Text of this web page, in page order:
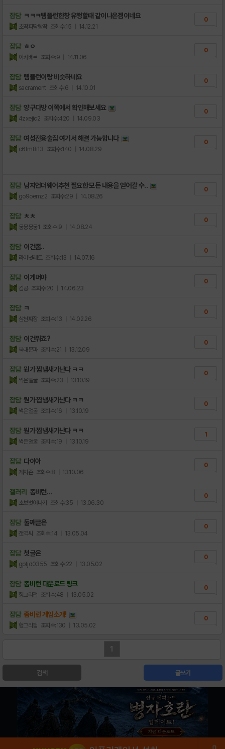
잡담 ㅋㅋㅋ템플런한창 유행할때 같이나온겜이네요
초딱파딱빨딱 조회수:15 | 14.12.21
0
잡담 ㅎㅇ
이카베르 조회수:9 | 14.11.06
0
잡담 템플런이랑 비슷하네요
sacrament 조회수:6 | 14.10.01
0
잡담 양구다방 이쪽에서 확인해보세요
4zxejic2 조회수:420 | 14.09.03
0
잡담 여성전용술집 여기서 해결 가능합니다
c6fm8i13 조회수:140 | 14.08.29
0
잡담 남자언더웨어추천 필요한 모든 내용을 얻어갈 수..
go9oemz2 조회수:29 | 14.08.26
0
잡담 ㅊㅊ
뭉뭉뭉뭉1 조회수:9 | 14.08.24
0
잡담 이건좀..
라이넛레트 조회수:13 | 14.07.16
0
잡담 이게머야
킴콩 조회수:20 | 14.06.23
0
잡담 ㅋ
삼천짜장 조회수:13 | 14.02.26
0
잡담 이건뭐죠?
북대문파 조회수:21 | 13.12.09
0
잡담 뭔가 짭냄새가난다 ㅋㅋ
썩은얼굴 조회수:23 | 13.10.19
0
잡담 뭔가 짭냄새가난다 ㅋㅋ
썩은얼굴 조회수:16 | 13.10.19
0
잡담 뭔가 짭냄새가난다 ㅋㅋ
썩은얼굴 조회수:19 | 13.10.19
1
잡담 다이아
게지존 조회수:8 | 13.10.06
0
갤러리 좀비런...
초보벗어나기 조회수:35 | 13.06.30
0
잡담 둘째글은
갠역씨 조회수:14 | 13.05.04
0
잡담 첫글은
gptjd0355 조회수:22 | 13.05.02
0
잡담 좀비런 다운로드 링크
헝그리앱 조회수:48 | 13.05.02
0
잡담 좀비런 게임소개!
헝그리앱 조회수:130 | 13.05.02
0
1
검색 글쓰기